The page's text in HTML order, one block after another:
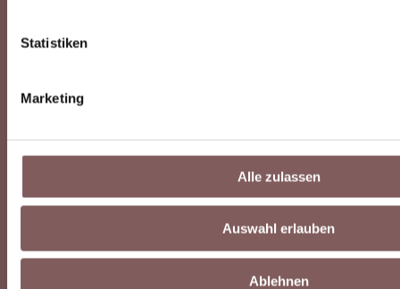
Statistiken
Marketing
Alle zulassen
Auswahl erlauben
Ablehnen